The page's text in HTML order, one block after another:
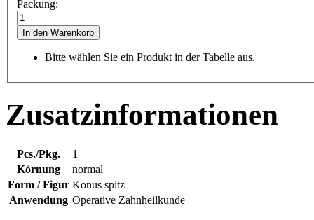
Packung:
In den Warenkorb
Bitte wählen Sie ein Produkt in der Tabelle aus.
Zusatzinformationen
Pcs./Pkg.
1
Körnung
normal
Form / Figur Konus spitz
Anwendung Operative Zahnheilkunde